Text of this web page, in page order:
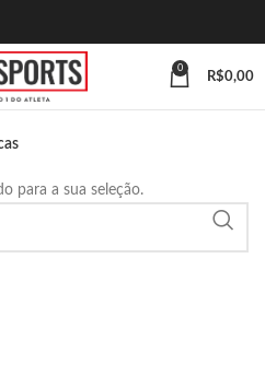
0
R$0,00
para a sua seleção.